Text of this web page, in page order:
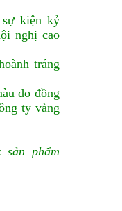
sự kiện kỷ
nghị cao
tráng
do đồng
ty vàng
phẩm